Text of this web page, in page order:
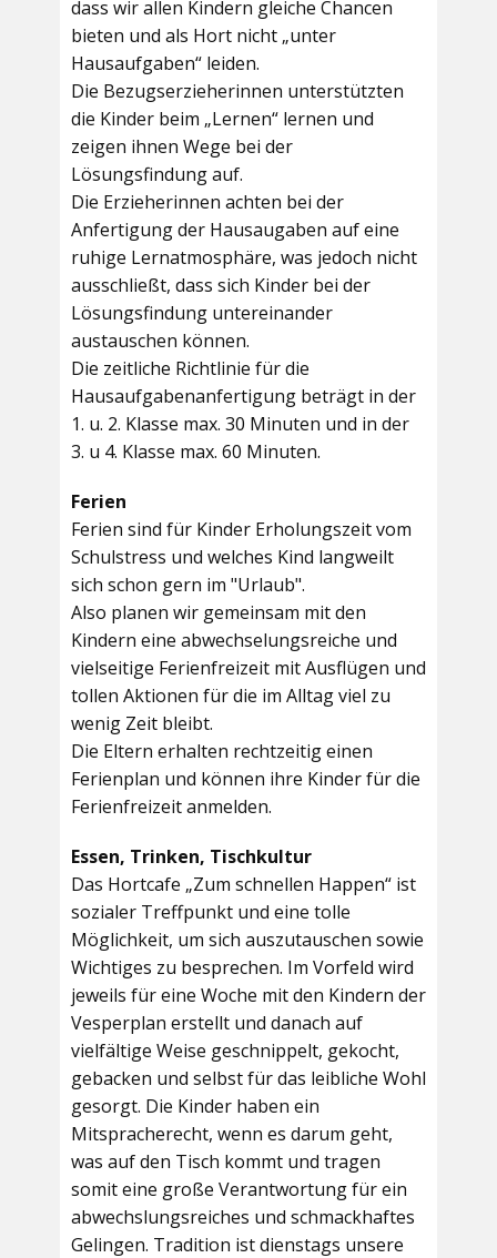
dass wir allen Kindern gleiche Chancen
bieten und als Hort nicht „unter
Hausaufgaben“ leiden.
Die Bezugserzieherinnen unterstützten
die Kinder beim „Lernen“ lernen und
zeigen ihnen Wege bei der
Lösungsfindung auf.
Die Erzieherinnen achten bei der
Anfertigung der Hausaugaben auf eine
ruhige Lernatmosphäre, was jedoch nicht
ausschließt, dass sich Kinder bei der
Lösungsfindung untereinander
austauschen können.
Die zeitliche Richtlinie für die
Hausaufgabenanfertigung beträgt in der
1. u. 2. Klasse max. 30 Minuten und in der
3. u 4. Klasse max. 60 Minuten.
Ferien
Ferien sind für Kinder Erholungszeit vom
Schulstress und welches Kind langweilt
sich schon gern im "Urlaub".
Also planen wir gemeinsam mit den
Kindern eine abwechselungsreiche und
vielseitige Ferienfreizeit mit Ausflügen und
tollen Aktionen für die im Alltag viel zu
wenig Zeit bleibt.
Die Eltern erhalten rechtzeitig einen
Ferienplan und können ihre Kinder für die
Ferienfreizeit anmelden.
Essen, Trinken, Tischkultur
Das Hortcafe „Zum schnellen Happen“ ist
sozialer Treffpunkt und eine tolle
Möglichkeit, um sich auszutauschen sowie
Wichtiges zu besprechen. Im Vorfeld wird
jeweils für eine Woche mit den Kindern der
Vesperplan erstellt und danach auf
vielfältige Weise geschnippelt, gekocht,
gebacken und selbst für das leibliche Wohl
gesorgt. Die Kinder haben ein
Mitspracherecht, wenn es darum geht,
was auf den Tisch kommt und tragen
somit eine große Verantwortung für ein
abwechslungsreiches und schmackhaftes
Gelingen. Tradition ist dienstags unsere